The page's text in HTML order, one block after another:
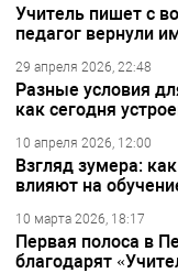
Учитель пишет с
педагог вернули
29 апреля 2026, 22:48
Разные условия
как сегодня
10 апреля 2026, 12:00
Взгляд зумера:
влияют на
10 марта 2026, 18:17
Первая полоса в
благодарят